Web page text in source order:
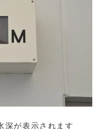
深が表示されます